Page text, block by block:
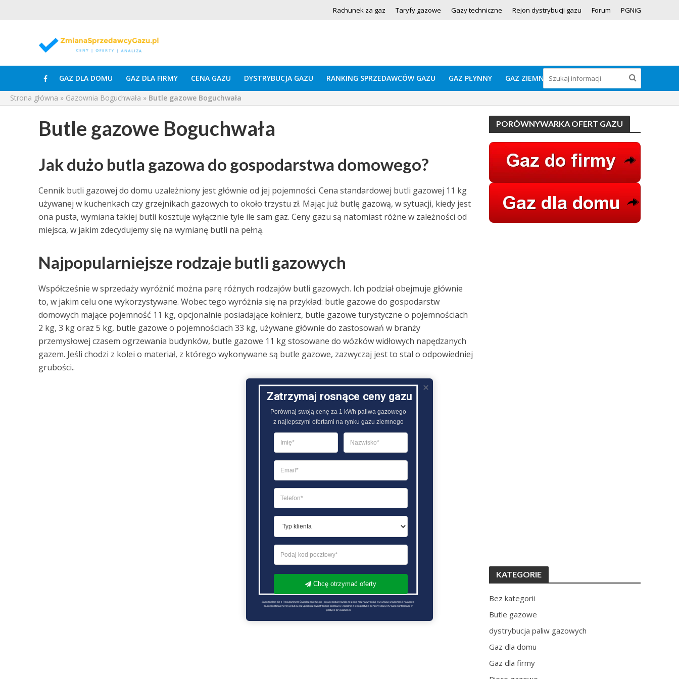
Rachunek za gaz Taryfy gazowe Gazy techniczne Rejon dystrybucji gazu Forum PGNiG
GAZ DLA DOMU GAZ DLA FIRMY CENA GAZU DYSTRYBUCJA GAZU RANKING SPRZEDAWCÓW GAZU GAZ PŁYNNY GAZ ZIEMNY
Strona główna » Gazownia Boguchwała » Butle gazowe Boguchwała
Butle gazowe Boguchwała
Jak dużo butla gazowa do gospodarstwa domowego?
Cennik butli gazowej do domu uzależniony jest głównie od jej pojemności. Cena standardowej butli gazowej 11 kg
używanej w kuchenkach czy grzejnikach gazowych to około trzystu zł. Mając już butlę gazową, w sytuacji, kiedy jest
ona pusta, wymiana takiej butli kosztuje wyłącznie tyle ile sam gaz. Ceny gazu są natomiast różne w zależności od
miejsca, w jakim zdecydujemy się na wymianę butli na pełną.
Najpopularniejsze rodzaje butli gazowych
Współcześnie w sprzedaży wyróżnić można parę różnych rodzajów butli gazowych. Ich podział obejmuje głównie
to, w jakim celu one wykorzystywane. Wobec tego wyróżnia się na przykład: butle gazowe do gospodarstw
domowych mające pojemność 11 kg, opcjonalnie posiadające kołnierz, butle gazowe turystyczne o pojemnościach
2 kg, 3 kg oraz 5 kg, butle gazowe o pojemnościach 33 kg, używane głównie do zastosowań w branży
przemysłowej czasem ogrzewania budynków, butle gazowe 11 kg stosowane do wózków widłowych napędzanych
gazem. Jeśli chodzi z kolei o materiał, z którego wykonywane są butle gazowe, zazwyczaj jest to stal o odpowiedniej
grubości..
PORÓWNYWARKA OFERT GAZU
KATEGORIE
Bez kategorii
Butle gazowe
dystrybucja paliw gazowych
Gaz dla domu
Gaz dla firmy
Zatrzymaj rosnące ceny gazu
Porównaj swoją cenę za 1 kWh paliwa gazowego
z najlepszymi ofertami na rynku gazu ziemnego
Chcę otrzymać oferty
Zapoznałem się z Regulaminem Świadczenie Usług i go akceptuję Każdą ze zgód można wycofać wysyłając wiadomość na adres
biuro@optimalenergy.pl lub w przypadku zewnętrznego dostawcy, zgodnie z jego polityką ochrony danych. Więcej informacji w
polityce prywatności